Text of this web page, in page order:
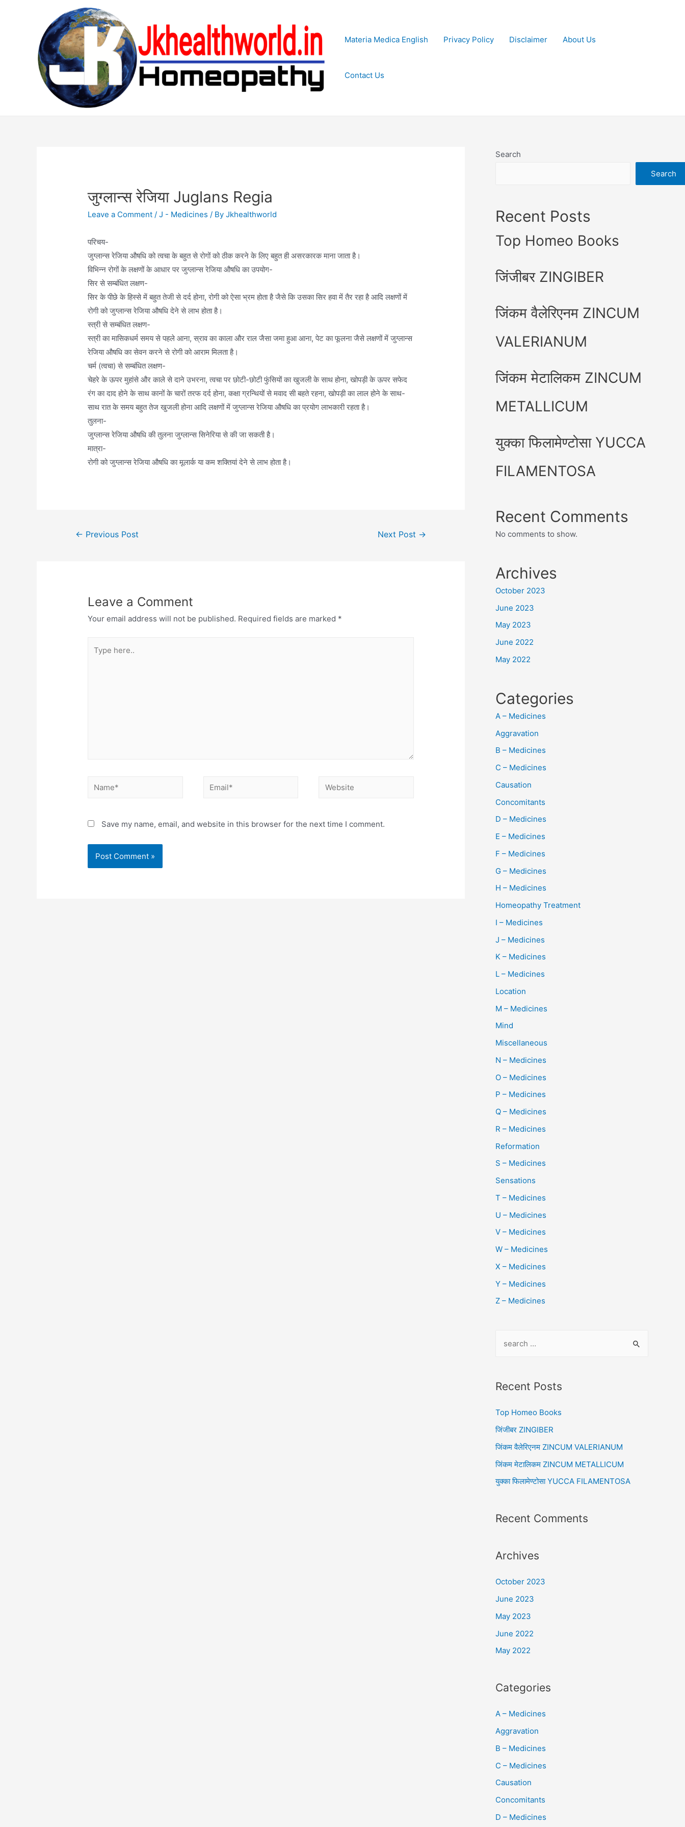
Materia Medica English Privacy Policy Disclaimer About Us
Contact Us
जुग्लान्स रेजिया Juglans Regia
Leave a Comment /J - Medicines / ByJkhealthworld
परिचय-
जुग्लान्स रेजिया औषधि को त्वचा के बहुत से रोगों को ठीक करने के लिए बहुत ही असरकारक माना जाता है।
विभिन्न रोगों के लक्षणों के आधार पर जुग्लान्स रेजिया औषधि का उपयोग-
सिर से सम्बंधित लक्षण-
सिर के पीछे के हिस्से में बहुत तेजी से दर्द होना, रोगी को ऐसा भ्रम होता है जैसे कि उसका सिर हवा में तैर रहा है आदि लक्षणों में
रोगी को जुग्लान्स रेजिया औषधि देने से लाभ होता है।
स्त्री से सम्बंधित लक्षण-
स्त्री का मासिकधर्म समय से पहले आना, स्राव का काला और राल जैसा जमा हुआ आना, पेट का फूलना जैसे लक्षणों में जुग्लान्स
रेजिया औषधि का सेवन करने से रोगी को आराम मिलता है।
चर्म (त्वचा) से सम्बंधित लक्षण-
चेहरे के ऊपर मुहांसे और काले से दाने उभरना, त्वचा पर छोटी-छोटी फुंसियों का खुजली के साथ होना, खोपड़ी के ऊपर सफेद
रंग का दाद होने के साथ कानों के चारों तरफ दर्द होना, कक्षा ग्रन्थियों से मवाद सी बहते रहना, खोपड़ी का लाल होने के साथ-
साथ रात के समय बहुत तेज खुजली होना आदि लक्षणों में जुग्लान्स रेजिया औषधि का प्रयोग लाभकारी रहता है।
तुलना-
जुग्लान्स रेजिया औषधि की तुलना जुग्लान्स सिनेरिया से की जा सकती है।
मात्रा-
रोगी को जुग्लान्स रेजिया औषधि का मूलार्क या कम शक्तियां देने से लाभ होता है।
Post← Previous Post Next Post →
Leave a Comment
Your email address will not be published. Required fields are marked *
here..
Name* Email* Website
Save my name, email, and website in this browser for the next time I comment.
Search
Search
Recent Posts
Top Homeo Books
जिंजीबर ZINGIBER
जिंकम वैलेरिएनम ZINCUM
VALERIANUM
जिंकम मेटालिकम ZINCUM
METALLICUM
युक्का फिलामेण्टोसा YUCCA
FILAMENTOSA
Recent Comments
No comments to show.
Archives
October 2023
June 2023
May 2023
June 2022
May 2022
Categories
A – Medicines
Aggravation
B – Medicines
C – Medicines
Causation
Concomitants
D – Medicines
E – Medicines
F – Medicines
G – Medicines
H – Medicines
Homeopathy Treatment
I – Medicines
J – Medicines
K – Medicines
L – Medicines
Location
M – Medicines
Mind
Miscellaneous
N – Medicines
O – Medicines
P – Medicines
Q – Medicines
R – Medicines
Reformation
S – Medicines
Sensations
T – Medicines
U – Medicines
V – Medicines
W – Medicines
X – Medicines
Y – Medicines
Z – Medicines
r
h
f
o
r
Recent Posts
Top Homeo Books
जिंजीबर ZINGIBER
जिंकम वैलेरिएनम ZINCUM VALERIANUM
जिंकम मेटालिकम ZINCUM METALLICUM
युक्का फिलामेण्टोसा YUCCA FILAMENTOSA
Recent Comments
Archives
October 2023
June 2023
May 2023
June 2022
May 2022
Categories
A – Medicines
Aggravation
B – Medicines
C – Medicines
Causation
Concomitants
D – Medicines